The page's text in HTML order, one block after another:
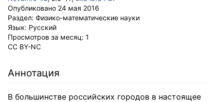
Опубликовано 24 мая 2016
Раздел: Физико-математические науки
Язык: Русский
Просмотров за месяц: 1
CC BY-NC
Аннотация
В большинстве российских городов в настоящее